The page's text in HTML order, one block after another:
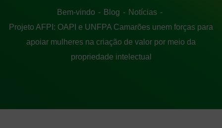
Bem-vindo Blog
Notícias
Projeto AFPI: OAPI e UNFPA Camarões unem forças para
apoiar mulheres na criação de valor por meio da
propriedade intelectual